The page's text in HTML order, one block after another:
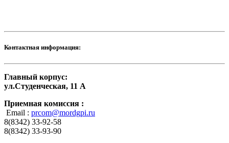
Контактная информация:
Главный корпус:
ул.Студенческая, 11 А
Приемная комиссия :
Email : prcom@mordgpi.ru
8(8342) 33-92-58
8(8342) 33-93-90